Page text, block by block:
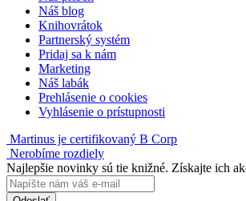
Náš blog
Knihovrátok
Partnerský systém
Pridaj sa k nám
Marketing
Náš labák
Prehlásenie o cookies
Vyhlásenie o prístupnosti
Martinus je certifikovaný B Corp
Nerobíme rozdiely
Najlepšie novinky sú tie knižné. Získajte ich